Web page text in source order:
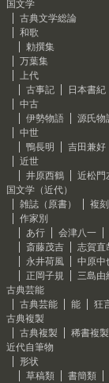
国文学
古典文学総論
和歌
勅撰集
万葉集
上代
古事記
日本書紀
中古
伊勢物語
源氏物
中世
鴨長明
吉田兼好
近世
井原西鶴
近松門
国文学（近代）
雑誌（原書）
複
作家別
あ行
会津八一
斎藤茂吉
志賀直
永井荷風
中原中
正岡子規
三島由
古典芸能
古典芸能
能 狂
古典複製
古典複製
稀書複
近代自筆物
形状
草稿類
書簡類